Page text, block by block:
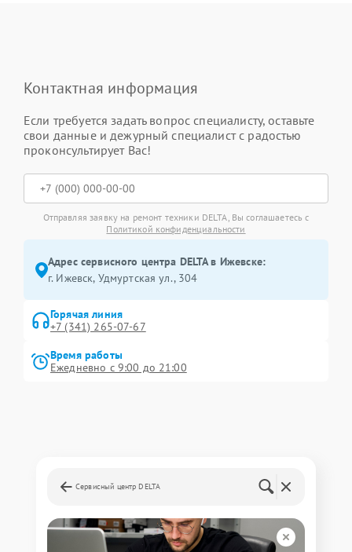
Контактная информация
Если требуется задать вопрос специалисту, оставьте
свои данные и дежурный специалист с радостью
проконсультирует Вас!
Отправляя заявку на ремонт техники DELTA, Вы соглашаетесь с
Политикой конфиденциальности
Адрес сервисного центра DELTA в Ижевске:
г. Ижевск, Удмуртская ул., 304
Горячая линия
+7 (341) 265-07-67
Время работы
Ежедневно с 9:00 до 21:00
Сервисный центр DELTA